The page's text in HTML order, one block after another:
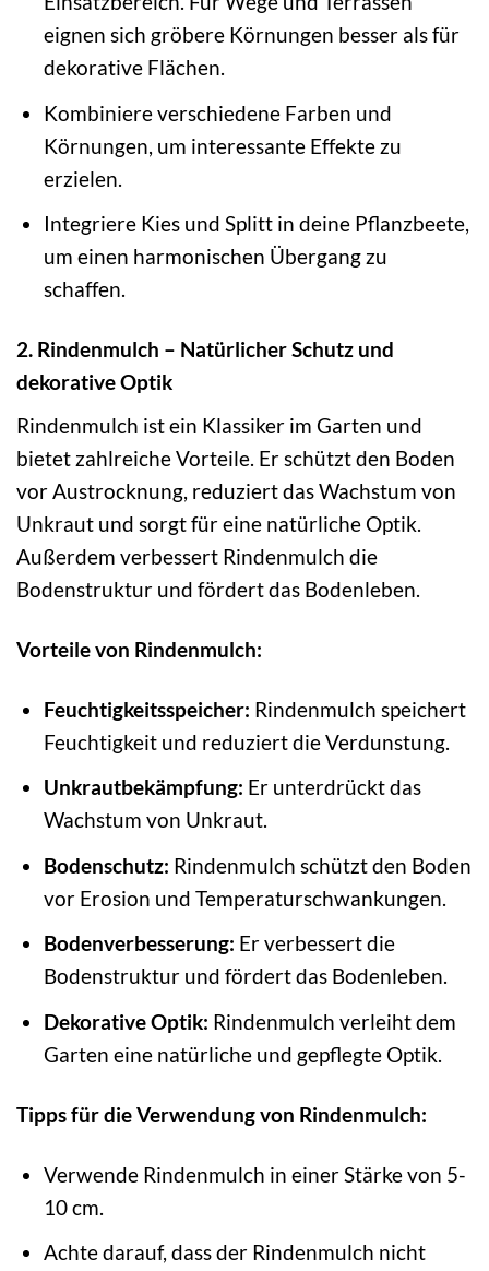
eignen sich gröbere Körnungen besser als für
dekorative Flächen.
Kombiniere verschiedene Farben und
Körnungen, um interessante Effekte zu
erzielen.
Integriere Kies und Splitt in deine Pflanzbeete,
um einen harmonischen Übergang zu
schaffen.
2. Rindenmulch – Natürlicher Schutz und
dekorative Optik
Rindenmulch ist ein Klassiker im Garten und
bietet zahlreiche Vorteile. Er schützt den Boden
vor Austrocknung, reduziert das Wachstum von
Unkraut und sorgt für eine natürliche Optik.
Außerdem verbessert Rindenmulch die
Bodenstruktur und fördert das Bodenleben.
Vorteile von Rindenmulch:
Feuchtigkeitsspeicher: Rindenmulch speichert
Feuchtigkeit und reduziert die Verdunstung.
Unkrautbekämpfung: Er unterdrückt das
Wachstum von Unkraut.
Bodenschutz: Rindenmulch schützt den Boden
vor Erosion und Temperaturschwankungen.
Bodenverbesserung: Er verbessert die
Bodenstruktur und fördert das Bodenleben.
Dekorative Optik: Rindenmulch verleiht dem
Garten eine natürliche und gepflegte Optik.
Tipps für die Verwendung von Rindenmulch:
Verwende Rindenmulch in einer Stärke von 5-
10 cm.
Achte darauf, dass der Rindenmulch nicht